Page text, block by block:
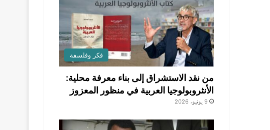
فكر وفلسفة
من نقد الاستشراق إلى بناء معرفة محلية:
الأنثروبولوجيا العربية في منظور المعزوز
9 يونيو، 2026